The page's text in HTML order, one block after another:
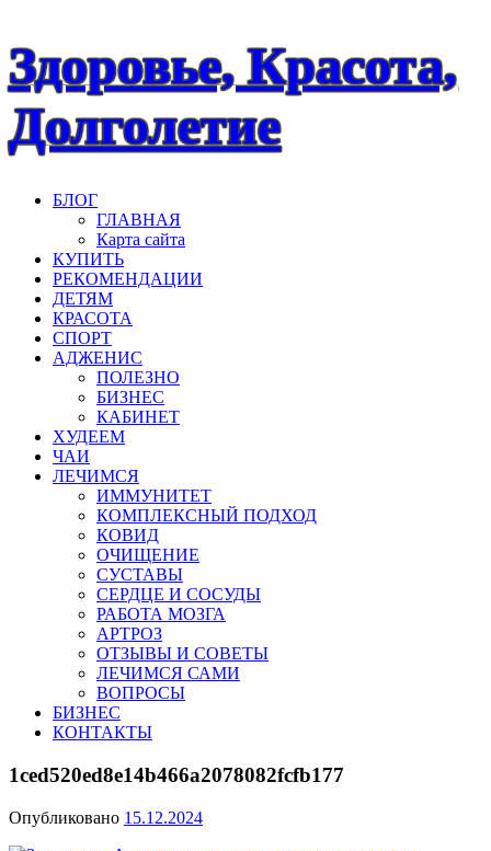
Наверх
Здоровье, Красота,
Долголетие
БЛОГ
ГЛАВНАЯ
Карта сайта
КУПИТЬ
РЕКОМЕНДАЦИИ
ДЕТЯМ
КРАСОТА
СПОРТ
АДЖЕНИС
ПОЛЕЗНО
БИЗНЕС
КАБИНЕТ
ХУДЕЕМ
ЧАИ
ЛЕЧИМСЯ
ИММУНИТЕТ
КОМПЛЕКСНЫЙ ПОДХОД
КОВИД
ОЧИЩЕНИЕ
СУСТАВЫ
СЕРДЦЕ И СОСУДЫ
РАБОТА МОЗГА
АРТРОЗ
ОТЗЫВЫ И СОВЕТЫ
ЛЕЧИМСЯ САМИ
ВОПРОСЫ
БИЗНЕС
КОНТАКТЫ
1ced520ed8e14b466a2078082fcfb177
Опубликовано 15.12.2024